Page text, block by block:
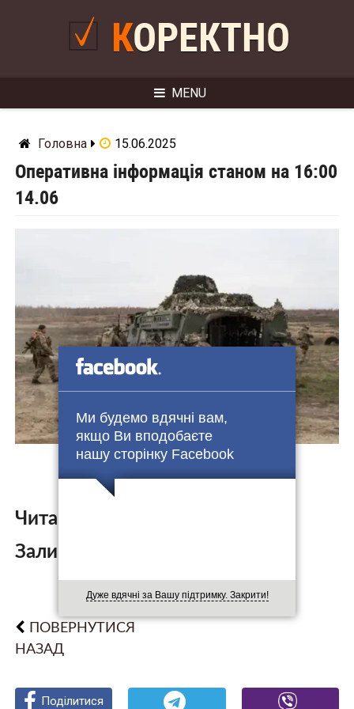
Ми будемо вдячні вам,
якщо Ви вподобаєте
нашу сторінку Facebook
Дуже вдячні за Вашу підтримку. Закрити!
КОРЕКТНО
MENU
Головна 15.06.2025
Оперативна інформація станом на 16:00
14.06
Читайте також:
Залишити коментар:
ПОВЕРНУТИСЯ
НАЗАД
Поділитися